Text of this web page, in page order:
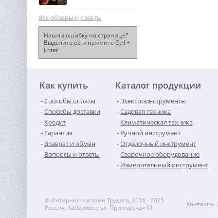
Высоторез/Сучкорез
электрический Greenworks
Все обзоры и советы
Нашли ошибку на странице?
Выделите её и нажмите Ctrl +
Enter
Как купить
Способы оплаты
Способы доставки
Кредит
Гарантия
Возврат и обмен
Вопросы и ответы
Каталог продукции
Электроинструменты
Садовая техника
Климатическая техника
Ручной инструмент
Отделочный инструмент
Сварочное оборудование
Измерительный инструмент
© Интернет-магазин Трудяга, 2016 - 2025
Россия, Хабаровск, ул. Приморская 61
Контакты